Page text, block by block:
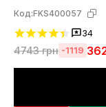
Код:FKS400057
34
4743грн -1119